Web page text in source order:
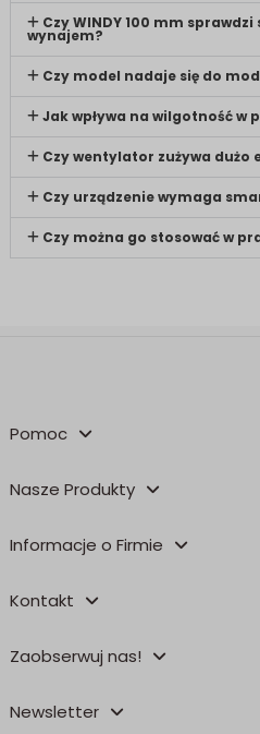
Czy WINDY 100 mm
wynajem?
Czy model nadaje się do
Jak wpływa na wilgotność w
Czy wentylator zużywa dużo
Czy urządzenie wymaga
Czy można go stosować w
Pomoc
Nasze Produkty
Informacje o Firmie
Kontakt
Zaobserwuj nas!
Newsletter